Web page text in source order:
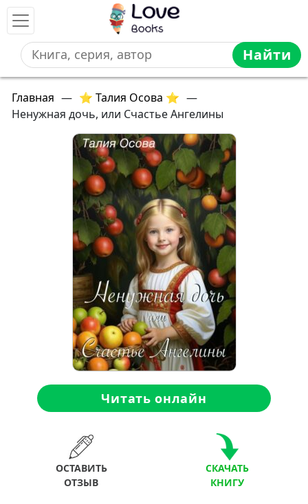
Найти
Главная — ⭐ Талия Осова ⭐ —
Ненужная дочь, или Счастье Ангелины
Читать онлайн
ОСТАВИТЬ
ОТЗЫВ
СКАЧАТЬ
КНИГУ